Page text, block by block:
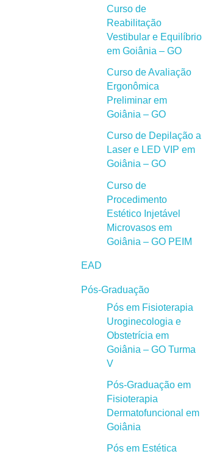
Curso de
Reabilitação
Vestibular e Equilíbrio
em Goiânia – GO
Curso de Avaliação
Ergonômica
Preliminar em
Goiânia – GO
Curso de Depilação a
Laser e LED VIP em
Goiânia – GO
Curso de
Procedimento
Estético Injetável
Microvasos em
Goiânia – GO PEIM
EAD
Pós-Graduação
Pós em Fisioterapia
Uroginecologia e
Obstetrícia em
Goiânia – GO Turma
V
Pós-Graduação em
Fisioterapia
Dermatofuncional em
Goiânia
Pós em Estética